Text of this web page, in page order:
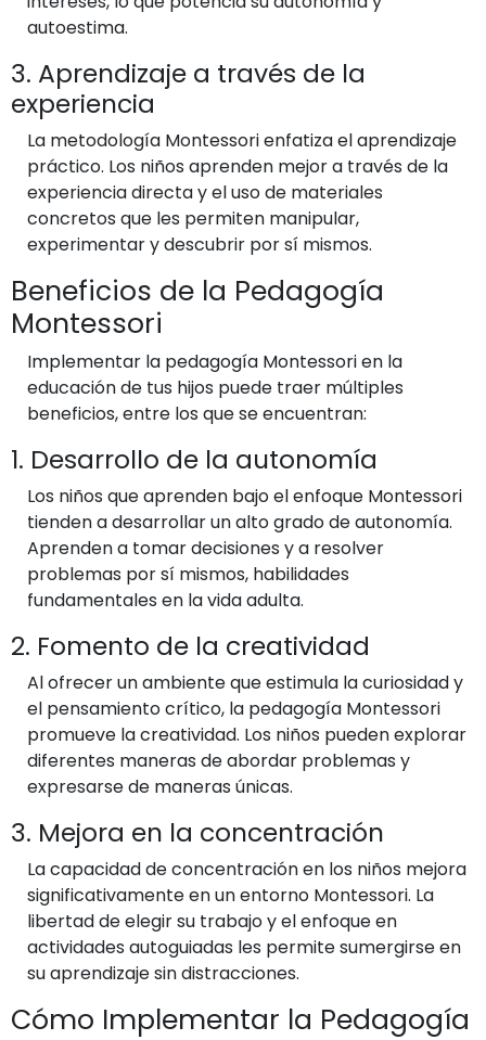
autoestima.
3. Aprendizaje a través de la
experiencia
La metodología Montessori enfatiza el aprendizaje
práctico. Los niños aprenden mejor a través de la
experiencia directa y el uso de materiales
concretos que les permiten manipular,
experimentar y descubrir por sí mismos.
Beneficios de la Pedagogía
Montessori
Implementar la pedagogía Montessori en la
educación de tus hijos puede traer múltiples
beneficios, entre los que se encuentran:
1. Desarrollo de la autonomía
Los niños que aprenden bajo el enfoque Montessori
tienden a desarrollar un alto grado de autonomía.
Aprenden a tomar decisiones y a resolver
problemas por sí mismos, habilidades
fundamentales en la vida adulta.
2. Fomento de la creatividad
Al ofrecer un ambiente que estimula la curiosidad y
el pensamiento crítico, la pedagogía Montessori
promueve la creatividad. Los niños pueden explorar
diferentes maneras de abordar problemas y
expresarse de maneras únicas.
3. Mejora en la concentración
La capacidad de concentración en los niños mejora
significativamente en un entorno Montessori. La
libertad de elegir su trabajo y el enfoque en
actividades autoguiadas les permite sumergirse en
su aprendizaje sin distracciones.
Cómo Implementar la Pedagogía